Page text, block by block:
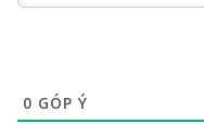
0 GÓP Ý